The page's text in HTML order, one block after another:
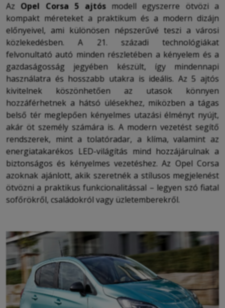
AzOpel Corsa 5 ajtósmodell egyszerre ötvözi a
kompakt méreteket a praktikum és a modern dizájn
előnyeivel, ami különösen népszerűvé teszi a városi
közlekedésben. A 21. századi technológiákat
felvonultató autó minden részletében a kényelem és a
gazdaságosság jegyében készült, így mindennapi
használatra és hosszabb utakra is ideális. Az 5 ajtós
kivitelnek köszönhetően az utasok könnyen
hozzáférhetnek a hátsó ülésekhez, miközben a tágas
belső tér meglepően kényelmes utazási élményt nyújt,
akár öt személy számára is. A modern vezetést segítő
rendszerek, mint a tolatóradar, a klíma, valamint az
energiatakarékos LED-világítás mind hozzájárulnak a
biztonságos és kényelmes vezetéshez. Az Opel Corsa
azoknak ajánlott, akik szeretnék a stílusos megjelenést
ötvözni a praktikus funkcionalitással – legyen szó fiatal
sofőrökről, családokról vagy üzletemberekről.